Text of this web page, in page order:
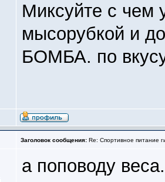
Миксуйте с чем
мысорубкой и
БОМБА. по
Заголовок сообщения: Re: Спортивное питание
а поповоду